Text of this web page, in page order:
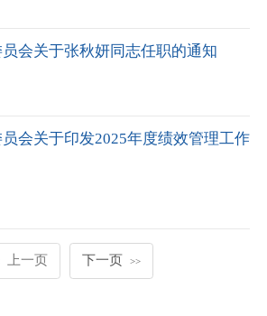
会关于张秋妍同志任职的通知
会关于印发2025年度绩效管理工作
上一页 下一页 >>